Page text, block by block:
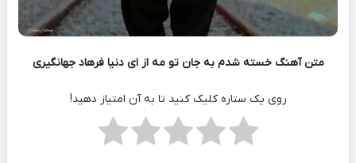
متن آهنگ خسته شدم به جان تو مه از ای دنیا فرهاد جهانگیری
روی یک ستاره کلیک کنید تا به آن امتیاز دهید!